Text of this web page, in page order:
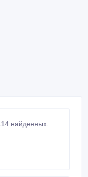
найденных.